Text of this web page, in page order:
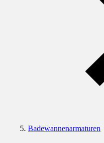
Badewannenarmaturen